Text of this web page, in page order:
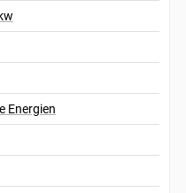
Energien